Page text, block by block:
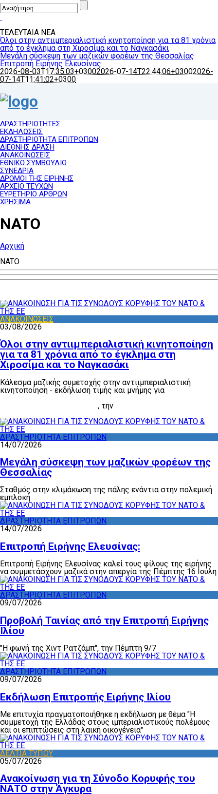
ΤΕΛΕΥΤΑΙΑ ΝΕΑ
Όλοι στην αντιιμπεριαλιστική κινητοποίηση για τα 81 χρόνια
από το έγκλημα στη Χιροσίμα και το Ναγκασάκι
Μεγάλη σύσκεψη των μαζικών φορέων της Θεσσαλίας
Επιτροπή Ειρήνης Ελευσίνας:
2026-08-03T17:35:03+03002026-07-14T22:44:06+03002026-
07-14T11:41:02+0300
ΔΡΑΣΤΗΡΙΟΤΗΤΕΣ
ΕΚΔΗΛΩΣΕΙΣ
ΔΡΑΣΤΗΡΙΟΤΗΤΑ ΕΠΙΤΡΟΠΩΝ
ΔΙΕΘΝΗΣ ΔΡΑΣΗ
ΑΝΑΚΟΙΝΩΣΕΙΣ
ΕΘΝΙΚΟ ΣΥΜΒΟΥΛΙΟ
ΣΥΝΕΔΡΙΑ
ΔΡΟΜΟΙ ΤΗΣ ΕΙΡΗΝΗΣ
ΑΡΧΕΙΟ ΤΕΥΧΩΝ
ΕΥΡΕΤΗΡΙΟ ΑΡΘΡΩΝ
ΧΡΗΣΙΜΑ
NATO
Αρχική
NATO
ΑΝΑΚΟΙΝΩΣΕΙΣ
03/08/2026
Όλοι στην αντιιμπεριαλιστική κινητοποίηση
για τα 81 χρόνια από το έγκλημα στη
Χιροσίμα και το Ναγκασάκι
Κάλεσμα μαζικής συμετοχής στην αντιιμπεριαλιστική
κινητοποίηση - εκδήλωση τιμής και μνήμης για
, την
ΔΡΑΣΤΗΡΙΟΤΗΤΑ ΕΠΙΤΡΟΠΩΝ
14/07/2026
Μεγάλη σύσκεψη των μαζικών φορέων της
Θεσσαλίας
Σταθμός στην κλιμάκωση της πάλης ενάντια στην πολεμική
εμπλοκή
ΔΡΑΣΤΗΡΙΟΤΗΤΑ ΕΠΙΤΡΟΠΩΝ
14/07/2026
Επιτροπή Ειρήνης Ελευσίνας:
Επιτροπή Ειρήνης Ελευσίνας καλεί τους φίλους της ειρήνης
να συμμετάσχουν μαζικά στην απεργία της Πέμπτης 16 Ιούλη
ΔΡΑΣΤΗΡΙΟΤΗΤΑ ΕΠΙΤΡΟΠΩΝ
09/07/2026
Προβολή Ταινίας από την Επιτροπή Ειρήνης
Ιλίου
"Η φωνή της Χιντ Ρατζάμπ", την Πέμπτη 9/7
ΔΡΑΣΤΗΡΙΟΤΗΤΑ ΕΠΙΤΡΟΠΩΝ
09/07/2026
Εκδήλωση Επιτροπής Ειρήνης Ιλίου
Με επιτυχία πραγματοποιήθηκε η εκδήλωση με θέμα "Η
συμμετοχή της Ελλάδας στους ιμπεριαλιστικούς πολέμους
και οι επιπτώσεις στη λαική οικογένεια"
ΔΕΛΤΙΑ ΤΥΠΟΥ
05/07/2026
Ανακοίνωση για τη Σύνοδο Κορυφής του
ΝΑΤΟ στην Άγκυρα